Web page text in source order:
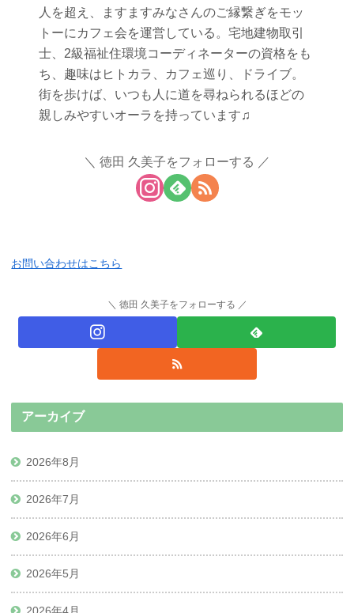
人を超え、ますますみなさんのご縁繋ぎをモッ
トーにカフェ会を運営している。宅地建物取引
士、2級福祉住環境コーディネーターの資格をも
ち、趣味はヒトカラ、カフェ巡り、ドライブ。
街を歩けば、いつも人に道を尋ねられるほどの
親しみやすいオーラを持っています♫
徳田 久美子をフォローする
お問い合わせはこちら
徳田 久美子をフォローする
アーカイブ
2026年8月
2026年7月
2026年6月
2026年5月